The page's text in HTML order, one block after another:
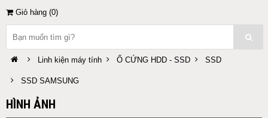
Giỏ hàng (0)
Linh kiện máy tính Ổ CỨNG HDD - SSD SSD
SSD SAMSUNG
HÌNH ẢNH